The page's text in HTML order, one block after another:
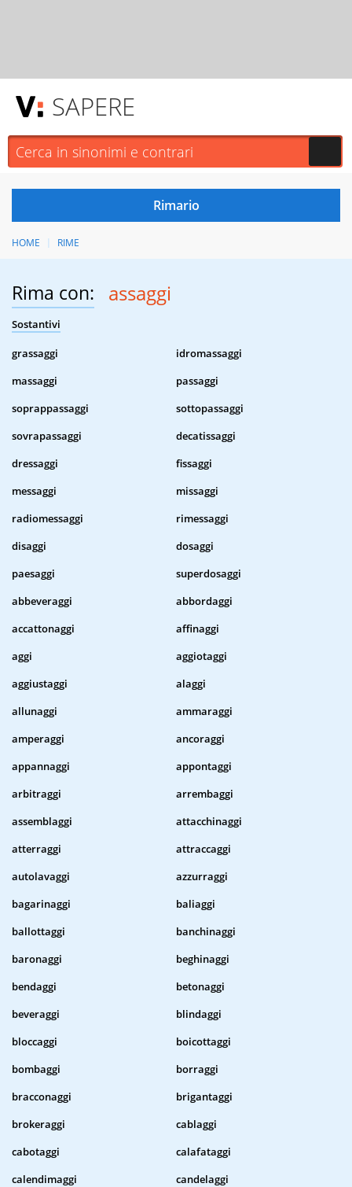
SAPERE
HOME RIME
Rima con: assaggi
Sostantivi
grassaggi
idromassaggi
massaggi
passaggi
soprappassaggi
sottopassaggi
sovrapassaggi
decatissaggi
dressaggi
fissaggi
messaggi
missaggi
radiomessaggi
rimessaggi
disaggi
dosaggi
paesaggi
superdosaggi
abbeveraggi
abbordaggi
accattonaggi
affinaggi
aggi
aggiotaggi
aggiustaggi
alaggi
allunaggi
ammaraggi
amperaggi
ancoraggi
appannaggi
appontaggi
arbitraggi
arrembaggi
assemblaggi
attacchinaggi
atterraggi
attraccaggi
autolavaggi
azzurraggi
bagarinaggi
baliaggi
ballottaggi
banchinaggi
baronaggi
beghinaggi
bendaggi
betonaggi
beveraggi
blindaggi
bloccaggi
boicottaggi
bombaggi
borraggi
bracconaggi
brigantaggi
brokeraggi
cablaggi
cabotaggi
calafataggi
calendimaggi
candelaggi